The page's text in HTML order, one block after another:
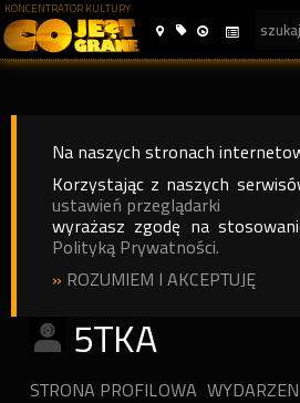
KONCENTRATOR KULTURY
Na naszych stronach
Korzystając z naszych
ustawień przeglądarki
wyrażasz zgodę na
Polityką Prywatności.
» ROZUMIEM I AKCEPTUJĘ
5TKA
STRONA PROFILOWA